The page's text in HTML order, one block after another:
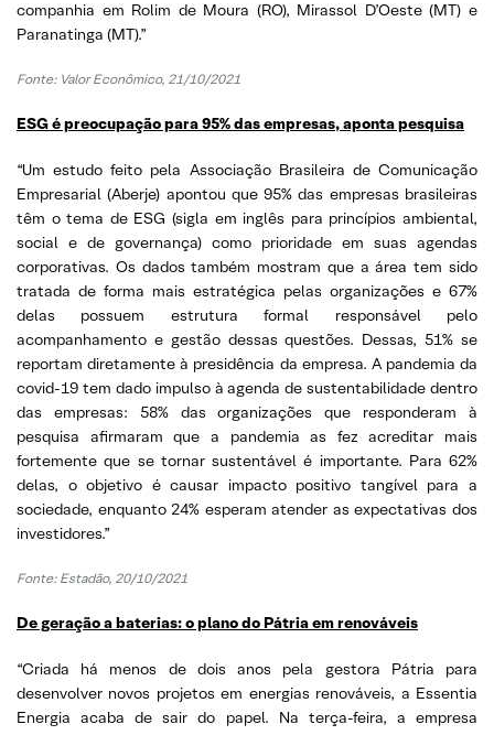
companhia em Rolim de Moura (RO), Mirassol D’Oeste (MT) e
Paranatinga (MT).”
Fonte: Valor Econômico, 21/10/2021
ESG é preocupação para 95% das empresas, aponta pesquisa
“Um estudo feito pela Associação Brasileira de Comunicação
Empresarial (Aberje) apontou que 95% das empresas brasileiras
têm o tema de ESG (sigla em inglês para princípios ambiental,
social e de governança) como prioridade em suas agendas
corporativas. Os dados também mostram que a área tem sido
tratada de forma mais estratégica pelas organizações e 67%
delas possuem estrutura formal responsável pelo
acompanhamento e gestão dessas questões. Dessas, 51% se
reportam diretamente à presidência da empresa. A pandemia da
covid-19 tem dado impulso à agenda de sustentabilidade dentro
das empresas: 58% das organizações que responderam à
pesquisa afirmaram que a pandemia as fez acreditar mais
fortemente que se tornar sustentável é importante. Para 62%
delas, o objetivo é causar impacto positivo tangível para a
sociedade, enquanto 24% esperam atender as expectativas dos
investidores.”
Fonte: Estadão, 20/10/2021
De geração a baterias: o plano do Pátria em renováveis
“Criada há menos de dois anos pela gestora Pátria para
desenvolver novos projetos em energias renováveis, a Essentia
Energia acaba de sair do papel. Na terça-feira, a empresa